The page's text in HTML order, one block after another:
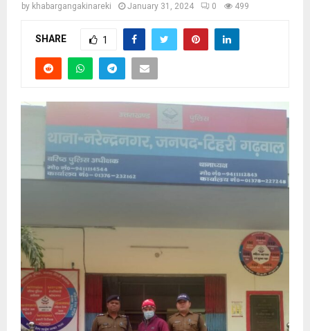
by khabargangakinareki January 31, 2024 0 499
SHARE 1